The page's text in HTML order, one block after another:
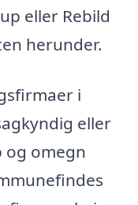
eller Rebild
herunder.
i
eller
og omegn